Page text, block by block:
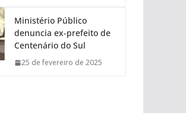
Ministério Público
denuncia ex-prefeito de
Centenário do Sul
25 de fevereiro de 2025